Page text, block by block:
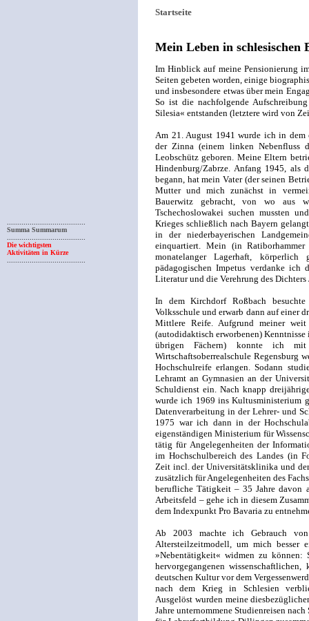
Summa Summarum
Die wichtigsten
Aktivitäten in Kürze
Startseite
Mein Leben in schlesischen
Im Hinblick auf meine Pensionierung
Seiten gebeten worden, einige
und insbesondere etwas über mein
So ist die nachfolgende
Silesia« entstanden (letztere wird von
Am 21. August 1941 wurde ich in dem
der Zinna (einem linken Nebenfluss
Leobschütz geboren. Meine Eltern
Hindenburg/Zabrze. Anfang 1945, als
begann, hat mein Vater (der seinen
Mutter und mich zunächst in
Bauerwitz gebracht, von wo aus
Tschechoslowakei suchen mussten
Krieges schließlich nach Bayern
in der niederbayerischen
einquartiert. Mein (in
monatelanger Lagerhaft,
pädagogischen Impetus verdanke
Literatur und die Verehrung des
In dem Kirchdorf Roßbach
Volksschule und erwarb dann auf einer
Mittlere Reife. Aufgrund meiner weit
(autodidaktisch erworbenen)
übrigen Fächern) konnte ich mit
Wirtschaftsoberrealschule Regensburg
Hochschulreife erlangen. Sodann
Lehramt an Gymnasien an der
Schuldienst ein. Nach knapp
wurde ich 1969 ins Kultusministerium
Datenverarbeitung in der Lehrer- und
1975 war ich dann in der
eigenständigen Ministerium für
tätig für Angelegenheiten der
im Hochschulbereich des Landes (in
Zeit incl. der Universitätsklinika und
zusätzlich für Angelegenheiten des
berufliche Tätigkeit – 35 Jahre davon
Arbeitsfeld – gehe ich in diesem
dem Indexpunkt Pro Bavaria zu
Ab 2003 machte ich Gebrauch
Altersteilzeitmodell, um mich besser
»Nebentätigkeit« widmen zu können:
hervorgegangenen
deutschen Kultur vor dem
nach dem Krieg in Schlesien
Ausgelöst wurden meine
Jahre unternommene Studienreisen